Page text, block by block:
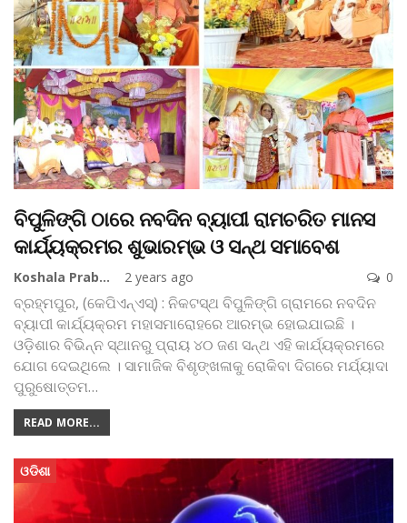
ବିପୁଳିଙ୍ଗି ଠାରେ ନବଦିନ ବ୍ୟାପୀ ରାମଚରିତ ମାନସ
କାର୍ଯ୍ୟକ୍ରମର ଶୁଭାରମ୍ଭ ଓ ସନ୍ଥ ସମାବେଶ
Koshala Prabaha 2 years ago 0
ବ୍ରହ୍ମପୁର, (କେପିଏନ୍‌ଏସ୍‌) : ନିକଟସ୍ଥ ବିପୁଳିଙ୍ଗି ଗ୍ରାମରେ ନବଦିନ
ବ୍ୟାପୀ କାର୍ଯ୍ୟକ୍ରମ ମହାସମାରୋହରେ ଆରମ୍ଭ ହୋଇଯାଇଛି ।
ଓଡ଼ିଶାର ବିଭିନ୍ନ ସ୍ଥାନରୁ ପ୍ରାୟ ୪୦ ଜଣ ସନ୍ଥ ଏହି କାର୍ଯ୍ୟକ୍ରମରେ
ଯୋଗ ଦେଇଥିଲେ । ସାମାଜିକ ବିଶୃଙ୍ଖଳାକୁ ରୋକିବା ଦିଗରେ ମର୍ଯ୍ୟାଦା
ପୁରୁଷୋତ୍ତମ…
READ MORE...
ଓଡିଶା